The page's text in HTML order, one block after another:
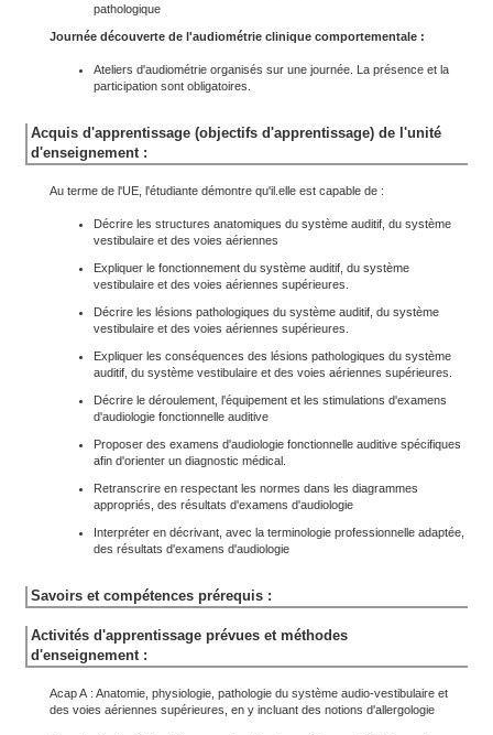
pathologique
Journée découverte de l'audiométrie clinique comportementale :
Ateliers d'audiométrie organisés sur une journée. La présence et la
participation sont obligatoires.
Acquis d'apprentissage (objectifs d'apprentissage) de l'unité
d'enseignement :
Au terme de l'UE, l'étudiante démontre qu'il.elle est capable de :
Décrire les structures anatomiques du système auditif, du système
vestibulaire et des voies aériennes
Expliquer le fonctionnement du système auditif, du système
vestibulaire et des voies aériennes supérieures.
Décrire les lésions pathologiques du système auditif, du système
vestibulaire et des voies aériennes supérieures.
Expliquer les conséquences des lésions pathologiques du système
auditif, du système vestibulaire et des voies aériennes supérieures.
Décrire le déroulement, l'équipement et les stimulations d'examens
d'audiologie fonctionnelle auditive
Proposer des examens d'audiologie fonctionnelle auditive spécifiques
afin d'orienter un diagnostic médical.
Retranscrire en respectant les normes dans les diagrammes
appropriés, des résultats d'examens d'audiologie
Interpréter en décrivant, avec la terminologie professionnelle adaptée,
des résultats d'examens d'audiologie
Savoirs et compétences prérequis :
Activités d'apprentissage prévues et méthodes
d'enseignement :
Acap A : Anatomie, physiologie, pathologie du système audio-vestibulaire et
des voies aériennes supérieures, en y incluant des notions d'allergologie